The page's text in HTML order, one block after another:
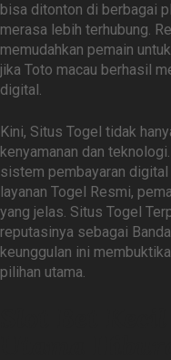
bisa ditonton di berbagai
merasa lebih terhubung.
memudahkan pemain
jika Toto macau berhasil
digital.
Kini, Situs Togel tidak
kenyamanan dan
sistem pembayaran
layanan Togel Resmi,
yang jelas. Situs Togel
reputasinya sebagai
keunggulan ini
pilihan utama.